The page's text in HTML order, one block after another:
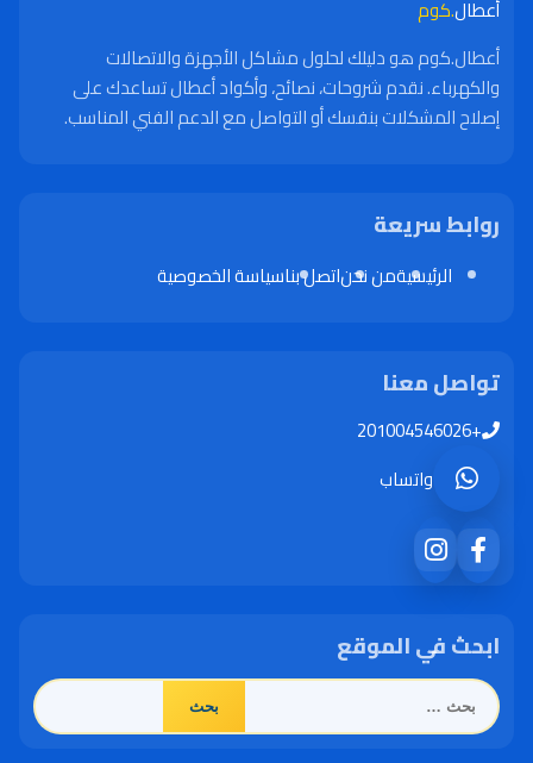
أعطال.كوم
أعطال.كوم هو دليلك لحلول مشاكل الأجهزة والاتصالات
والكهرباء. نقدم شروحات، نصائح، وأكواد أعطال تساعدك على
إصلاح المشكلات بنفسك أو التواصل مع الدعم الفني المناسب.
روابط سريعة
الرئيسيةمن نحناتصل بناسياسة الخصوصية
تواصل معنا
+201004546026
واتساب
ابحث في الموقع
البحث
عن: